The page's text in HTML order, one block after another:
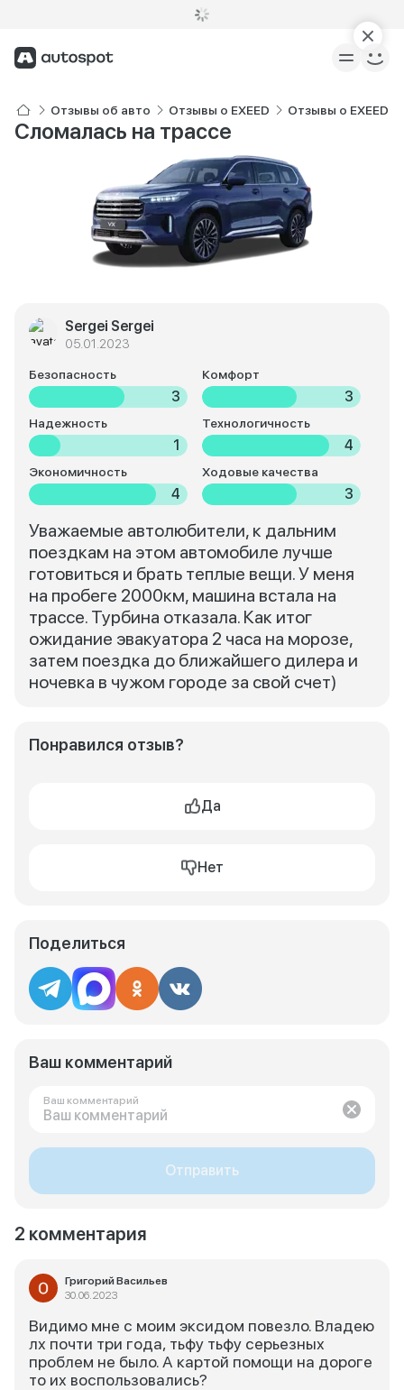
Отзывы об авто Отзывы о EXEED Отзывы о EXEED
Сломалась на трассе
Sergei Sergei
05.01.2023
Безопасность
3
Комфорт
3
Надежность
1
Технологичность
4
Экономичность
4
Ходовые качества
3
Уважаемые автолюбители, к дальним
поездкам на этом автомобиле лучше
готовиться и брать теплые вещи. У меня
на пробеге 2000км, машина встала на
трассе. Турбина отказала. Как итог
ожидание эвакуатора 2 часа на морозе,
затем поездка до ближайшего дилера и
ночевка в чужом городе за свой счет)
Понравился отзыв?
Да
Нет
Поделиться
Ваш комментарий
Ваш комментарий
Отправить
2 комментария
Григорий Васильев
30.06.2023
Видимо мне с моим эксидом повезло. Владею
лх почти три года, тьфу тьфу серьезных
проблем не было. А картой помощи на дороге
то их воспользовались?